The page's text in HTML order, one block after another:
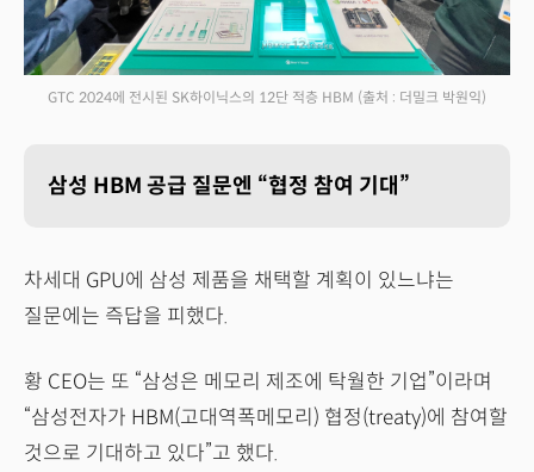
GTC 2024에 전시된 SK하이닉스의 12단 적층 HBM (출처 : 더밀크 박원익)
삼성 HBM 공급 질문엔 “협정 참여 기대”
차세대 GPU에 삼성 제품을 채택할 계획이 있느냐는
질문에는 즉답을 피했다.
황 CEO는 또 “삼성은 메모리 제조에 탁월한 기업”이라며
“삼성전자가 HBM(고대역폭메모리) 협정(treaty)에 참여할
것으로 기대하고 있다”고 했다.